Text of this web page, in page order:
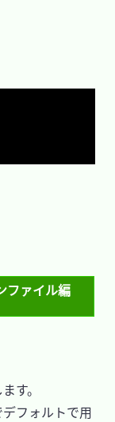
ファイル編
す。
デフォルトで用